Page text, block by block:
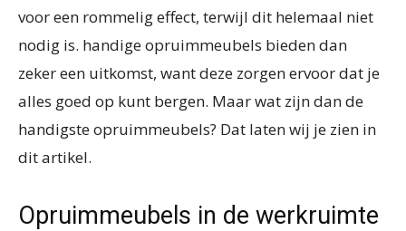
voor een rommelig effect, terwijl dit helemaal niet
nodig is. handige opruimmeubels bieden dan
zeker een uitkomst, want deze zorgen ervoor dat je
alles goed op kunt bergen. Maar wat zijn dan de
handigste opruimmeubels? Dat laten wij je zien in
dit artikel.
Opruimmeubels in de werkruimte